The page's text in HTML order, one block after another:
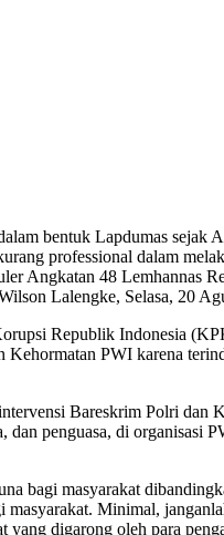
bentuk Lapdumas sejak
professional dalam
Angkatan 48 Lemhannas
Lalengke, Selasa, 20
Republik Indonesia
PWI karena
Bareskrim Polri dan
penguasa, di organisasi
bagi masyarakat
Minimal,
yang digarong oleh para